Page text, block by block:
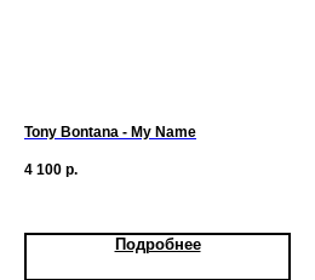
Tony Bontana - My Name
4 100 р.
Подробнее